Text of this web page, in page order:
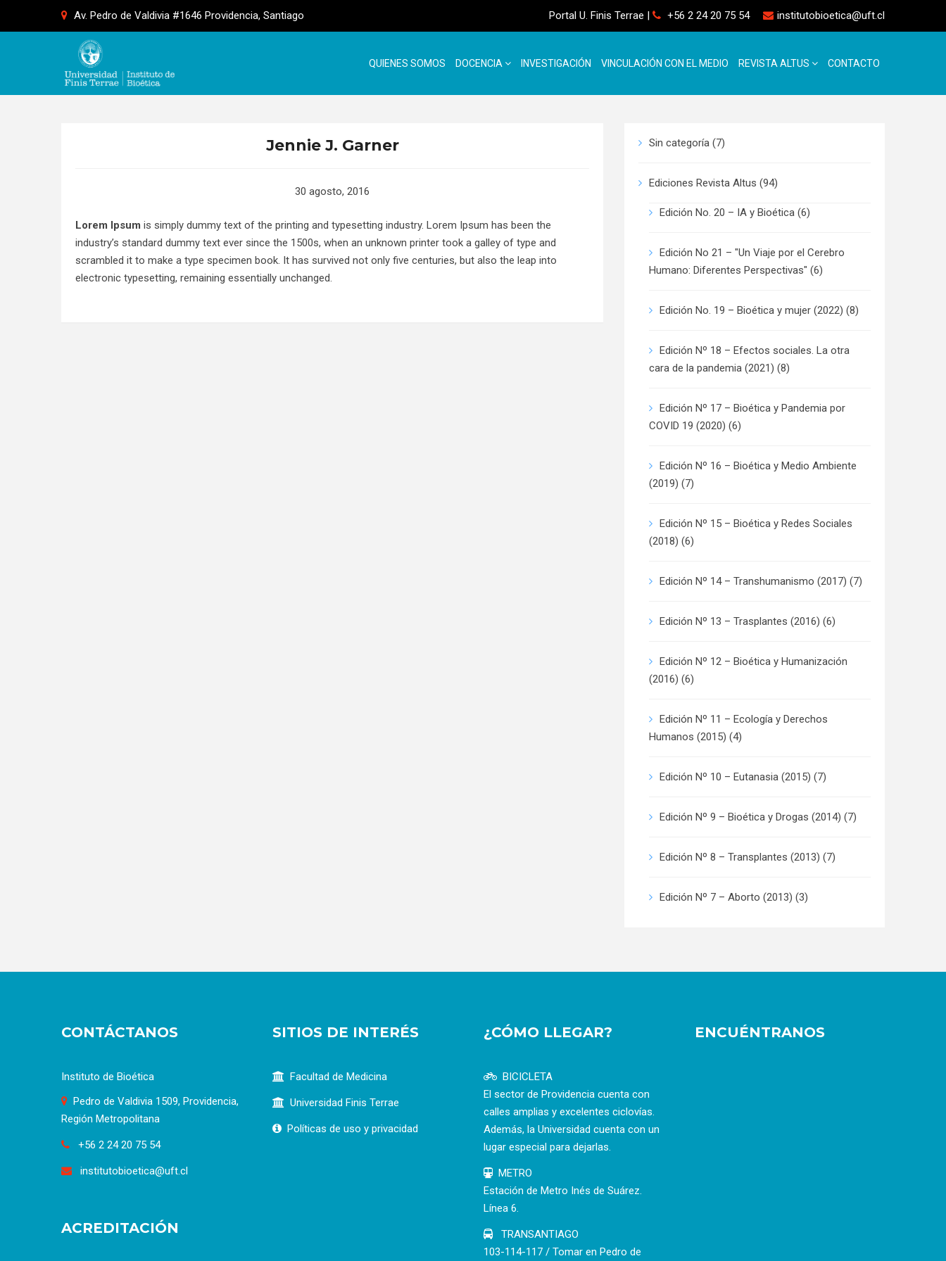
Av. Pedro de Valdivia #1646 Providencia, Santiago Portal U. Finis Terrae | +56 2 24 20 75 54 institutobioetica@uft.cl
QUIENES SOMOS DOCENCIA INVESTIGACIÓN VINCULACIÓN CON EL MEDIO REVISTA ALTUS CONTACTO
Jennie J. Garner
30 agosto, 2016
Lorem Ipsum is simply dummy text of the printing and typesetting industry. Lorem Ipsum has been the
industry’s standard dummy text ever since the 1500s, when an unknown printer took a galley of type and
scrambled it to make a type specimen book. It has survived not only five centuries, but also the leap into
electronic typesetting, remaining essentially unchanged.
Sin categoría (7)
Ediciones Revista Altus (94)
Edición No. 20 – IA y Bioética (6)
Edición No 21 – "Un Viaje por el Cerebro
Humano: Diferentes Perspectivas" (6)
Edición No. 19 – Bioética y mujer (2022) (8)
Edición Nº 18 – Efectos sociales. La otra
cara de la pandemia (2021) (8)
Edición Nº 17 – Bioética y Pandemia por
COVID 19 (2020) (6)
Edición Nº 16 – Bioética y Medio Ambiente
(2019) (7)
Edición Nº 15 – Bioética y Redes Sociales
(2018) (6)
Edición Nº 14 – Transhumanismo (2017) (7)
Edición Nº 13 – Trasplantes (2016) (6)
Edición Nº 12 – Bioética y Humanización
(2016) (6)
Edición Nº 11 – Ecología y Derechos
Humanos (2015) (4)
Edición Nº 10 – Eutanasia (2015) (7)
Edición Nº 9 – Bioética y Drogas (2014) (7)
Edición Nº 8 – Transplantes (2013) (7)
Edición Nº 7 – Aborto (2013) (3)
CONTÁCTANOS
Instituto de Bioética
Pedro de Valdivia 1509, Providencia,
Región Metropolitana
+56 2 24 20 75 54
institutobioetica@uft.cl
ACREDITACIÓN
SITIOS DE INTERÉS
Facultad de Medicina
Universidad Finis Terrae
Políticas de uso y privacidad
¿CÓMO LLEGAR?
BICICLETA
El sector de Providencia cuenta con
calles amplias y excelentes ciclovías.
Además, la Universidad cuenta con un
lugar especial para dejarlas.
METRO
Estación de Metro Inés de Suárez.
Línea 6.
TRANSANTIAGO
103-114-117 / Tomar en Pedro de
ENCUÉNTRANOS